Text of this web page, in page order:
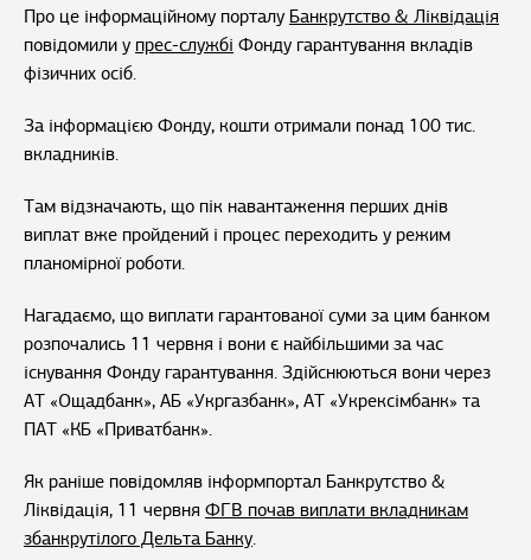
Про це інформаційному порталу Банкрутство & Ліквідація
повідомили у прес-службі Фонду гарантування вкладів
фізичних осіб.
За інформацією Фонду, кошти отримали понад 100 тис.
вкладників.
Там відзначають, що пік навантаження перших днів
виплат вже пройдений і процес переходить у режим
планомірної роботи.
Нагадаємо, що виплати гарантованої суми за цим банком
розпочались 11 червня і вони є найбільшими за час
існування Фонду гарантування. Здійснюються вони через
АТ «Ощадбанк», АБ «Укргазбанк», АТ «Укрексімбанк» та
ПАТ «КБ «Приватбанк».
Як раніше повідомляв інформпортал Банкрутство &
Ліквідація, 11 червня ФГВ почав виплати вкладникам
збанкрутілого Дельта Банку.